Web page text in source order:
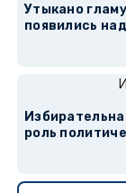
Утыкано
появились
роль